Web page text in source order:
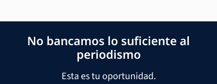
No bancamos lo suficiente al
periodismo
Esta es tu oportunidad.